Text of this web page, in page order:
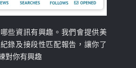
些資訊有興趣。我們會提供美
錄及接段性匹配報告，讓你了
對你有興趣